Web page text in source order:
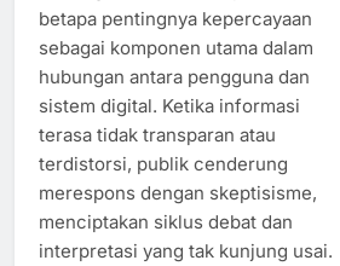
betapa pentingnya kepercayaan
sebagai komponen utama dalam
hubungan antara pengguna dan
sistem digital. Ketika informasi
terasa tidak transparan atau
terdistorsi, publik cenderung
merespons dengan skeptisisme,
menciptakan siklus debat dan
interpretasi yang tak kunjung usai.